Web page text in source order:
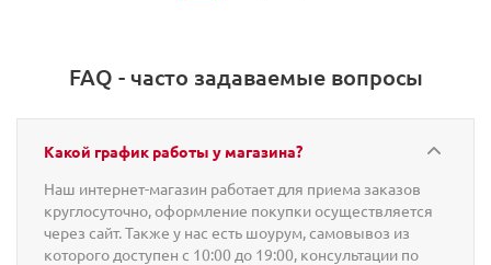
FAQ - часто задаваемые вопросы
Какой график работы у магазина?
Наш интернет-магазин работает для приема заказов
круглосуточно, оформление покупки осуществляется
через сайт. Также у нас есть шоурум, самовывоз из
которого доступен с 10:00 до 19:00, консультации по